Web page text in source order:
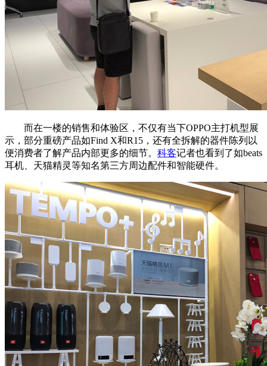
而在一楼的销售和体验区，不仅有当下OPPO主打机型展
示，部分重磅产品如Find X和R15，还有全拆解的器件陈列以
便消费者了解产品内部更多的细节。 科客记者也看到了如beats
耳机、天猫精灵等知名第三方周边配件和智能硬件。